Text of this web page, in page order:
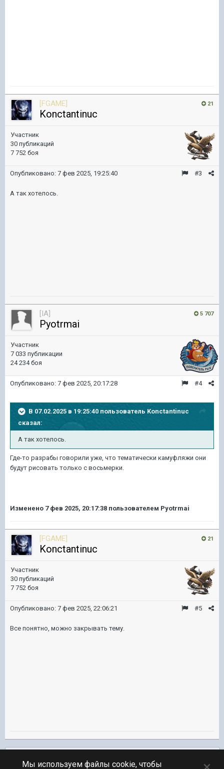
21
[FGAME]
Konctantinuc
Участник
30 публикаций
7 752 боя
#3
Опубликовано: 7 фев 2025, 19:25:40
А так хотелось.
5 707
[IA]
Pyotrmai
Участник
7 033 публикации
24 234 боя
#4
Опубликовано: 7 фев 2025, 20:17:28
В 07.02.2025 в 19:25:40 пользователь Konctantinuc
сказал:
А так хотелось.
Где-то разрабы говорили уже, что тематически камуфляжи они
будут рисовать только с восьмерки.
Изменено 7 фев 2025, 20:17:38 пользователем Pyotrmai
21
[FGAME]
Konctantinuc
Участник
30 публикаций
7 752 боя
#5
Опубликовано: 7 фев 2025, 22:06:21
Все понятно, можно закрывать тему.
Мы используем файлы cookie, чтобы